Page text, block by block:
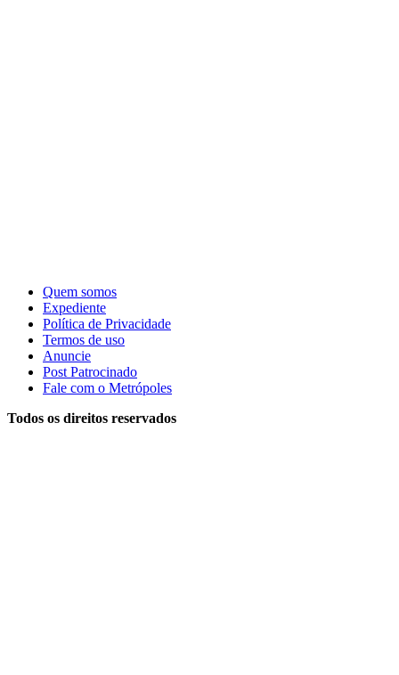
Quem somos
Expediente
Política de Privacidade
Termos de uso
Anuncie
Post Patrocinado
Fale com o Metrópoles
Todos os direitos reservados